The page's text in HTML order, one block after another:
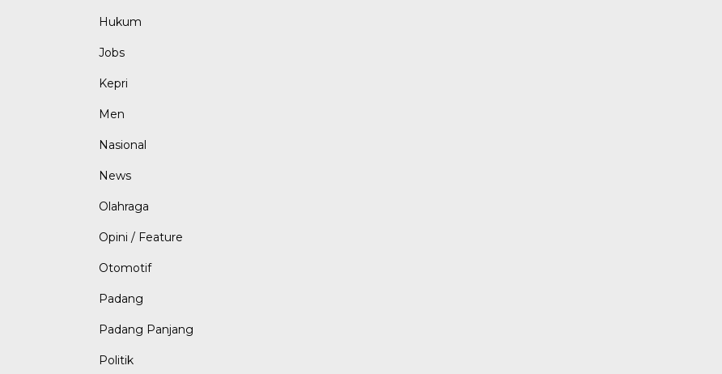
Hukum
Jobs
Kepri
Men
Nasional
News
Olahraga
Opini / Feature
Otomotif
Padang
Padang Panjang
Politik